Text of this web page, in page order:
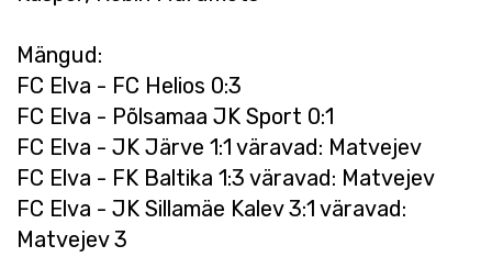
Mängud:
FC Elva - FC Helios 0:3
FC Elva - Põlsamaa JK Sport 0:1
FC Elva - JK Järve 1:1 väravad: Matvejev
FC Elva - FK Baltika 1:3 väravad: Matvejev
FC Elva - JK Sillamäe Kalev 3:1 väravad:
Matvejev 3